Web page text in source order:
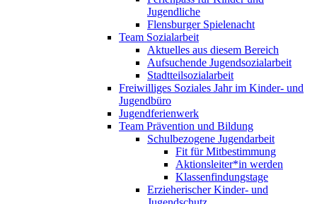
Jugendliche
Flensburger Spielenacht
Team Sozialarbeit
Aktuelles aus diesem Bereich
Aufsuchende Jugendsozialarbeit
Stadtteilsozialarbeit
Freiwilliges Soziales Jahr im Kinder- und
Jugendbüro
Jugendferienwerk
Team Prävention und Bildung
Schulbezogene Jugendarbeit
Fit für Mitbestimmung
Aktionsleiter*in werden
Klassenfindungstage
Erzieherischer Kinder- und